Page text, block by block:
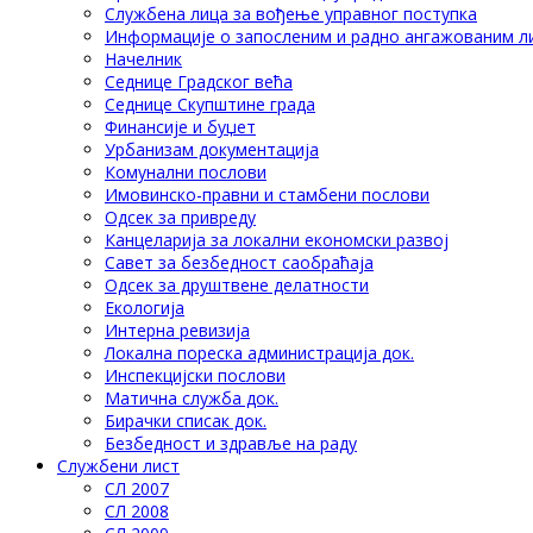
Службена лица за вођење управног поступка
Информације о запосленим и радно ангажованим
Начелник
Седнице Градског већа
Седнице Скупштине града
Финансије и буџет
Урбанизам документација
Комунални послови
Имовинско-правни и стамбени послови
Одсек за привреду
Канцеларија за локални економски развој
Савет за безбедност саобраћаја
Одсек за друштвене делатности
Eкологија
Интерна ревизија
Локална пореска администрација док.
Инспекцијски послови
Матична служба док.
Бирачки списак док.
Безбедност и здравље на раду
Службени лист
СЛ 2007
СЛ 2008